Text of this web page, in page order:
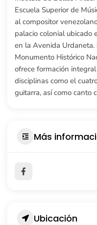
Escuela Superior de
al compositor
palacio colonial ubicado
en la Avenida Urdaneta.
Monumento Histórico
ofrece formación
disciplinas como el
guitarra, así como canto
Más
Ubicación